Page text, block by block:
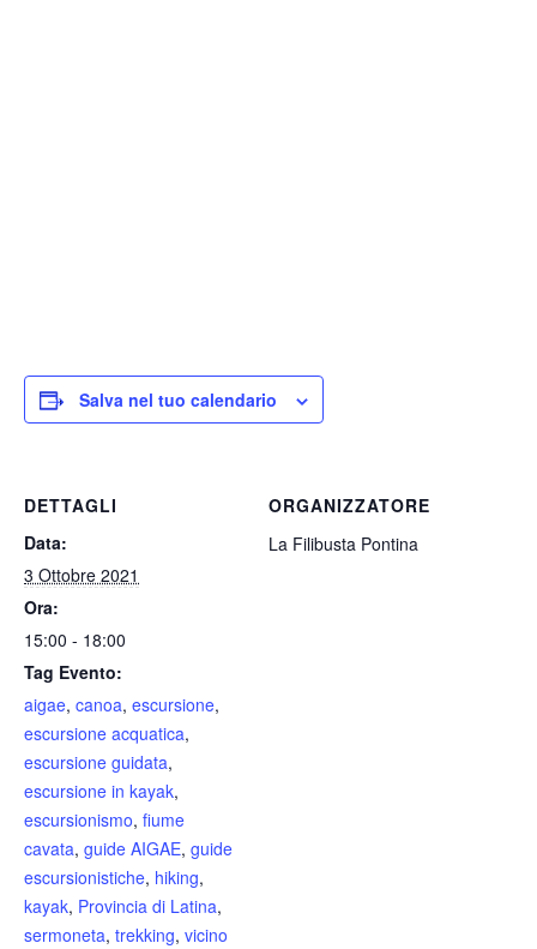
Salva nel tuo calendario
DETTAGLI
Data:
3 Ottobre 2021
Ora:
15:00 - 18:00
Tag Evento:
aigae, canoa, escursione,
escursione acquatica,
escursione guidata,
escursione in kayak,
escursionismo, fiume
cavata, guide AIGAE, guide
escursionistiche, hiking,
kayak, Provincia di Latina,
sermoneta, trekking, vicino
ORGANIZZATORE
La Filibusta Pontina